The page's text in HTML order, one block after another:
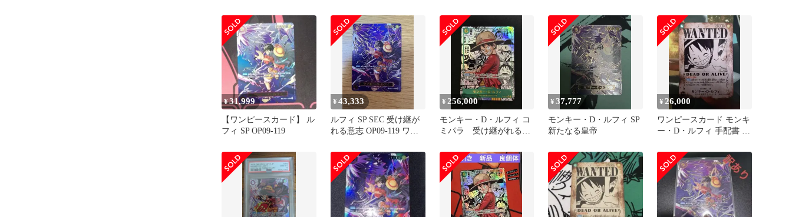
118
¥31,999
【ワンピースカード】 ル
フィ SP OP09-119
¥43,333
ルフィ SP SEC 受け継が
れる意志 OP09-119 ワン
¥256,000
モンキー・D・ルフィ コ
ミパラ 受け継がれる意
¥37,777
モンキー・D・ルフィ SP
新たなる皇帝
¥26,000
ワンピースカード モンキ
ー・D・ルフィ 手配書 SP